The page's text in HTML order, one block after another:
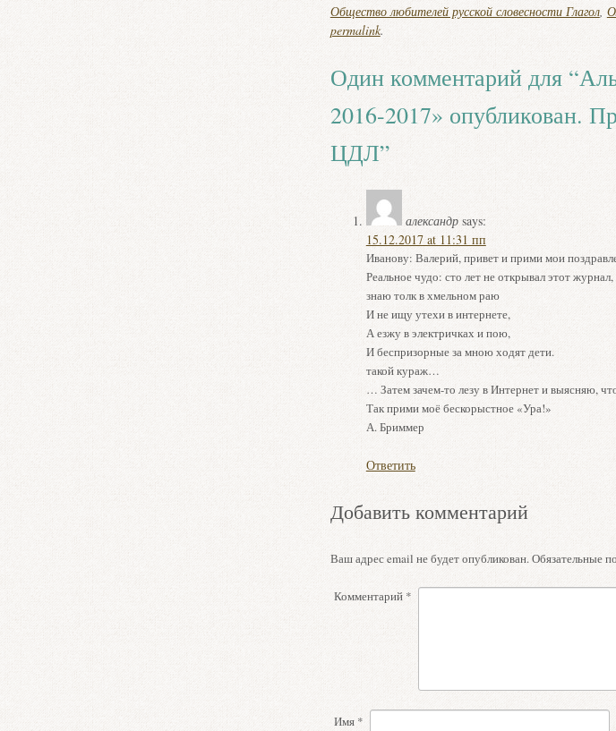
Общество любителей русской словесности Глагол,
permalink.
Один комментарий для “
2016-2017» опубликован.
ЦДЛ”
александр says:
15.12.2017 at 11:31 пп
Иванову: Валерий, привет и прими мои
Реальное чудо: сто лет не открывал этот
знаю толк в хмельном раю
И не ищу утехи в интернете,
А езжу в электричках и пою,
И беспризорные за мною ходят дети.
такой кураж…
… Затем зачем-то лезу в Интернет и выясняю,
Так прими моё бескорыстное «Ура!»
А. Бриммер
Ответить
Добавить комментарий
Ваш адрес email не будет опубликован. Обязательные
Комментарий *
Имя *